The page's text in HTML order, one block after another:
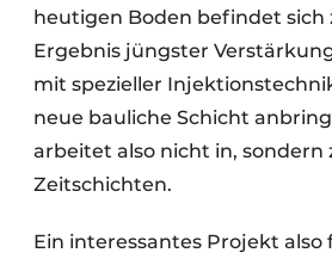
heutigen Boden befindet sich
Ergebnis jüngster
mit spezieller
neue bauliche Schicht
arbeitet also nicht in, sondern
Zeitschichten.
Ein interessantes Projekt also